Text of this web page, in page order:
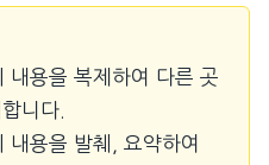
내용을 복제하여 다른 곳
니다.
내용을 발췌, 요약하여